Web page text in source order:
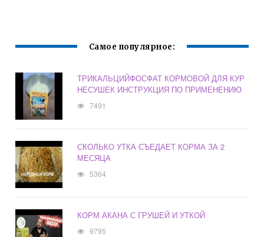
Самое популярное:
ТРИКАЛЬЦИЙФОСФАТ КОРМОВОЙ ДЛЯ КУР
НЕСУШЕК ИНСТРУКЦИЯ ПО ПРИМЕНЕНИЮ
7491
СКОЛЬКО УТКА СЪЕДАЕТ КОРМА ЗА 2
МЕСЯЦА
5364
КОРМ АКАНА С ГРУШЕЙ И УТКОЙ
9795